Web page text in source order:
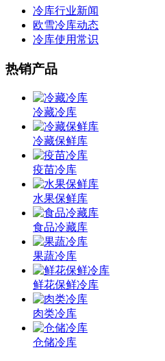
冷库行业新闻
欧雪冷库动态
冷库使用常识
热销产品
冷藏冷库
冷藏保鲜库
疫苗冷库
水果保鲜库
食品冷藏库
果蔬冷库
鲜花保鲜冷库
肉类冷库
仓储冷库